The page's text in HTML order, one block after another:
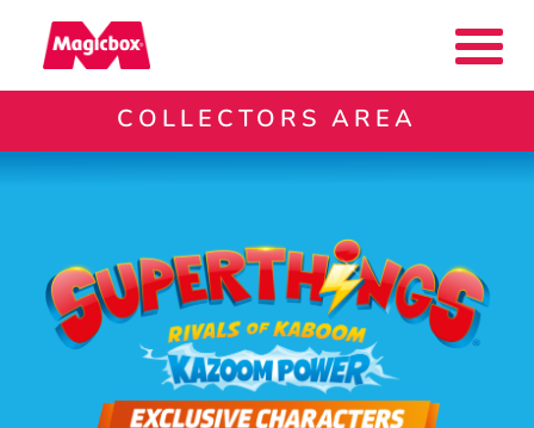
Nuestras marcas
Collectors Area
Compañía
COLLECTORS AREA